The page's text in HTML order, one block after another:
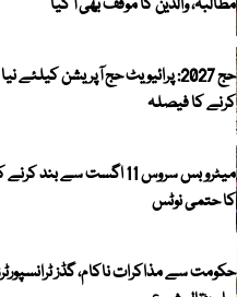
مطالبہ، والدین کا موقف بھی آ گیا
حج 2027: پرائیویٹ حج آپریشن کیلئے
کرنے کا فیصلہ
میٹرو بس سروس 11 اگست سے
کا حتمی نوٹس
حکومت سے مذاکرات ناکام، گڈز